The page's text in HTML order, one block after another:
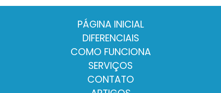
PÁGINA INICIAL
DIFERENCIAIS
COMO FUNCIONA
SERVIÇOS
CONTATO